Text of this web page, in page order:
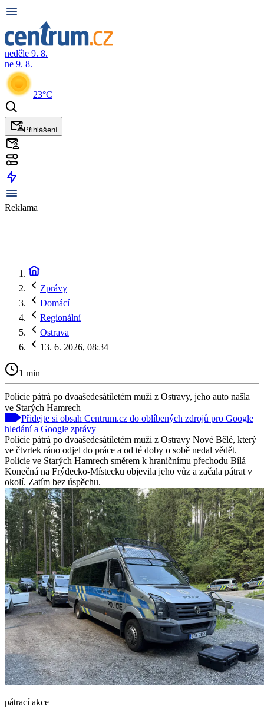
neděle 9. 8.
ne 9. 8.
23°C
Přihlášení
Reklama
Zprávy
Domácí
Regionální
Ostrava
13. 6. 2026, 08:34
1 min
Policie pátrá po dvaašedesátiletém muži z Ostravy, jeho auto našla
ve Starých Hamrech
Přidejte si obsah Centrum.cz do oblíbených zdrojů pro Google
hledání a Google zprávy
Policie pátrá po dvaašedesátiletém muži z Ostravy Nové Bělé, který
ve čtvrtek ráno odjel do práce a od té doby o sobě nedal vědět.
Policie ve Starých Hamrech směrem k hraničnímu přechodu Bílá
Konečná na Frýdecko-Místecku objevila jeho vůz a začala pátrat v
okolí. Zatím bez úspěchu.
pátrací akce